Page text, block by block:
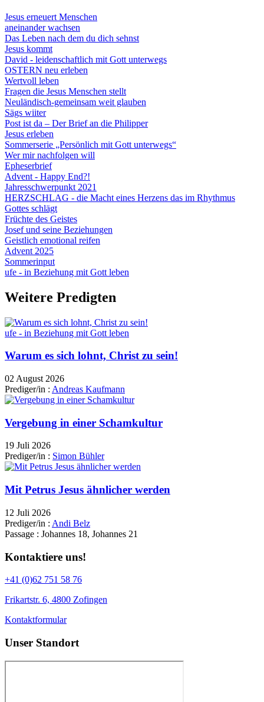
Jesus erneuert Menschen
aneinander wachsen
Das Leben nach dem du dich sehnst
Jesus kommt
David - leidenschaftlich mit Gott unterwegs
OSTERN neu erleben
Wertvoll leben
Fragen die Jesus Menschen stellt
Neuländisch-gemeinsam weit glauben
Sägs wiiter
Post ist da – Der Brief an die Philipper
Jesus erleben
Sommerserie „Persönlich mit Gott unterwegs“
Wer mir nachfolgen will
Epheserbrief
Advent - Happy End?!
Jahresschwerpunkt 2021
HERZSCHLAG - die Macht eines Herzens das im Rhythmus
Gottes schlägt
Früchte des Geistes
Josef und seine Beziehungen
Geistlich emotional reifen
Advent 2025
Sommerinput
ufe - in Beziehung mit Gott leben
Weitere Predigten
ufe - in Beziehung mit Gott leben
Warum es sich lohnt, Christ zu sein!
02 August 2026
Prediger/in : Andreas Kaufmann
Vergebung in einer Schamkultur
19 Juli 2026
Prediger/in : Simon Bühler
Mit Petrus Jesus ähnlicher werden
12 Juli 2026
Prediger/in : Andi Belz
Passage : Johannes 18, Johannes 21
Kontaktiere uns!
+41 (0)62 751 58 76
Frikartstr. 6, 4800 Zofingen
Kontaktformular
Unser Standort